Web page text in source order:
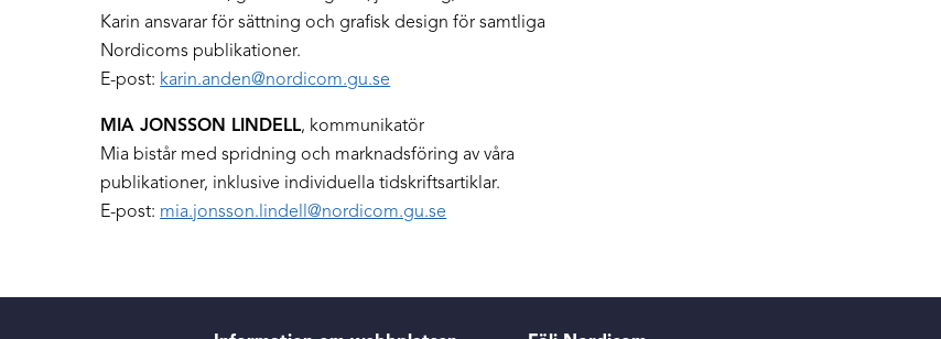
Karin ansvarar för sättning och grafisk design för samtliga
Nordicoms publikationer.
E-post: karin.anden@nordicom.gu.se
MIA JONSSON LINDELL, kommunikatör
Mia bistår med spridning och marknadsföring av våra
publikationer, inklusive individuella tidskriftsartiklar.
E-post: mia.jonsson.lindell@nordicom.gu.se